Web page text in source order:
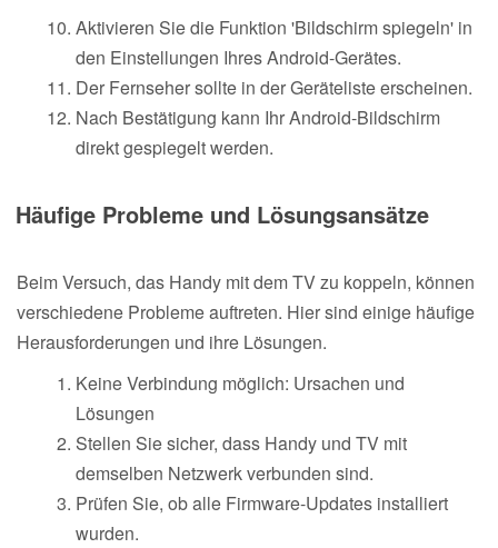
Aktivieren Sie die Funktion 'Bildschirm spiegeln' in
den Einstellungen Ihres Android-Gerätes.
Der Fernseher sollte in der Geräteliste erscheinen.
Nach Bestätigung kann Ihr Android-Bildschirm
direkt gespiegelt werden.
Häufige Probleme und Lösungsansätze
Beim Versuch, das Handy mit dem TV zu koppeln, können
verschiedene Probleme auftreten. Hier sind einige häufige
Herausforderungen und ihre Lösungen.
Keine Verbindung möglich: Ursachen und
Lösungen
Stellen Sie sicher, dass Handy und TV mit
demselben Netzwerk verbunden sind.
Prüfen Sie, ob alle Firmware-Updates installiert
wurden.